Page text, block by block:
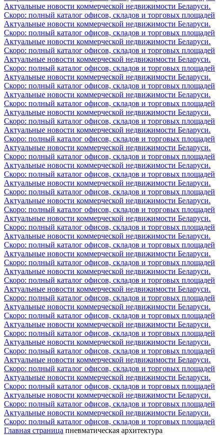
Актуальные новости коммерческой недвижимости Беларуси.
Скоро: полный каталог офисов, складов и торговых площадей
Актуальные новости коммерческой недвижимости Беларуси.
Скоро: полный каталог офисов, складов и торговых площадей
Актуальные новости коммерческой недвижимости Беларуси.
Скоро: полный каталог офисов, складов и торговых площадей
Актуальные новости коммерческой недвижимости Беларуси.
Скоро: полный каталог офисов, складов и торговых площадей
Актуальные новости коммерческой недвижимости Беларуси.
Скоро: полный каталог офисов, складов и торговых площадей
Актуальные новости коммерческой недвижимости Беларуси.
Скоро: полный каталог офисов, складов и торговых площадей
Актуальные новости коммерческой недвижимости Беларуси.
Скоро: полный каталог офисов, складов и торговых площадей
Актуальные новости коммерческой недвижимости Беларуси.
Скоро: полный каталог офисов, складов и торговых площадей
Актуальные новости коммерческой недвижимости Беларуси.
Скоро: полный каталог офисов, складов и торговых площадей
Актуальные новости коммерческой недвижимости Беларуси.
Скоро: полный каталог офисов, складов и торговых площадей
Актуальные новости коммерческой недвижимости Беларуси.
Скоро: полный каталог офисов, складов и торговых площадей
Актуальные новости коммерческой недвижимости Беларуси.
Скоро: полный каталог офисов, складов и торговых площадей
Актуальные новости коммерческой недвижимости Беларуси.
Скоро: полный каталог офисов, складов и торговых площадей
Актуальные новости коммерческой недвижимости Беларуси.
Скоро: полный каталог офисов, складов и торговых площадей
Актуальные новости коммерческой недвижимости Беларуси.
Скоро: полный каталог офисов, складов и торговых площадей
Актуальные новости коммерческой недвижимости Беларуси.
Скоро: полный каталог офисов, складов и торговых площадей
Актуальные новости коммерческой недвижимости Беларуси.
Скоро: полный каталог офисов, складов и торговых площадей
Актуальные новости коммерческой недвижимости Беларуси.
Скоро: полный каталог офисов, складов и торговых площадей
Актуальные новости коммерческой недвижимости Беларуси.
Скоро: полный каталог офисов, складов и торговых площадей
Актуальные новости коммерческой недвижимости Беларуси.
Скоро: полный каталог офисов, складов и торговых площадей
Актуальные новости коммерческой недвижимости Беларуси.
Скоро: полный каталог офисов, складов и торговых площадей
Актуальные новости коммерческой недвижимости Беларуси.
Скоро: полный каталог офисов, складов и торговых площадей
Актуальные новости коммерческой недвижимости Беларуси.
Скоро: полный каталог офисов, складов и торговых площадей
Актуальные новости коммерческой недвижимости Беларуси.
Скоро: полный каталог офисов, складов и торговых площадей
Главная страница пневматическая архитектура